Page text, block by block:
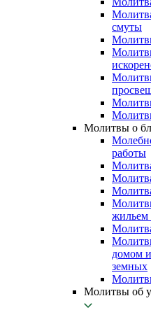
смуты
Молитвы о
работы
жильем
домом
земных
Молитвы об